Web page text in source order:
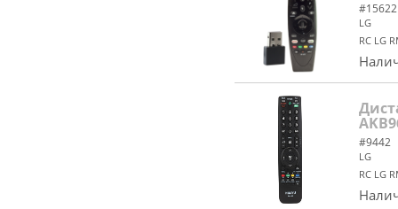
#15622
LG
RC LG
#9442
LG
RC LG